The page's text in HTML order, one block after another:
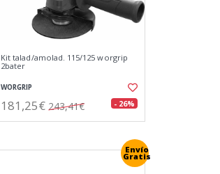
Kit talad/amolad. 115/125 worgrip
2bater
WORGRIP
181,25€ 243,41€ - 26%
Envío
Gratis